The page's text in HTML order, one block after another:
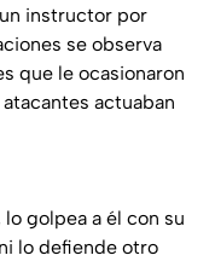
instructor por
se observa
que le ocasionaron
actuaban
golpea a él con su
lo defiende otro